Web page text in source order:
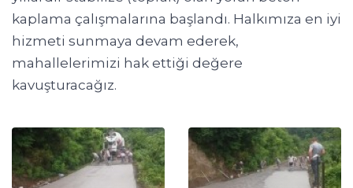
kaplama çalışmalarına başlandı. Halkımıza en iyi
hizmeti sunmaya devam ederek,
mahallelerimizi hak ettiği değere
kavuşturacağız.